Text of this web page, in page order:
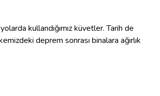
kullandığımız küvetler. Tarih de
deprem sonrası binalara ağırlık